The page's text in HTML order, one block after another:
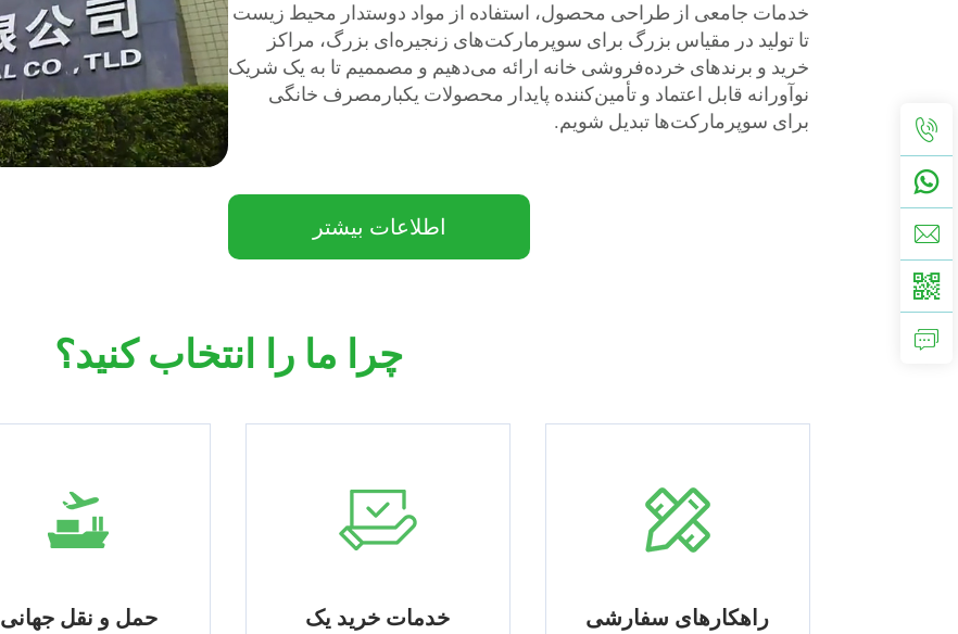
خدمات جامعی از طراحی محصول، استفاده از مواد دوستدار محیط زیست
تا تولید در مقیاس بزرگ برای سوپرمارکت‌های زنجیره‌ای بزرگ، مراکز
خرید و برندهای خرده‌فروشی خانه ارائه می‌دهیم و مصممیم تا به یک شریک
نوآورانه قابل اعتماد و تأمین‌کننده پایدار محصولات یکبارمصرف خانگی
برای سوپرمارکت‌ها تبدیل شویم.
اطلاعات بیشتر
چرا ما را انتخاب کنید؟
راهکارهای سفارشی
خدمات خرید یک
حمل و نقل جهانی